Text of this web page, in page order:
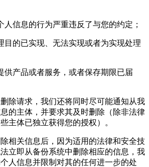
人信息的行为严重违反了与您的约定；
目的已实现、无法实现或者为实现处理
供产品或者服务，或者保存期限已届
除请求，我们还将同时尽可能通知从我
的主体，并要求其及时删除（除非法律
主体已独立获得您的授权）。
相关信息后，因为适用的法律和安全技
立即从备份系统中删除相应的信息，我
人信息并限制对其的任何进一步的处